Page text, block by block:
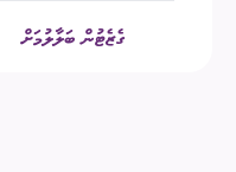
ގެޒެޓުން ބަލާލުމަށް